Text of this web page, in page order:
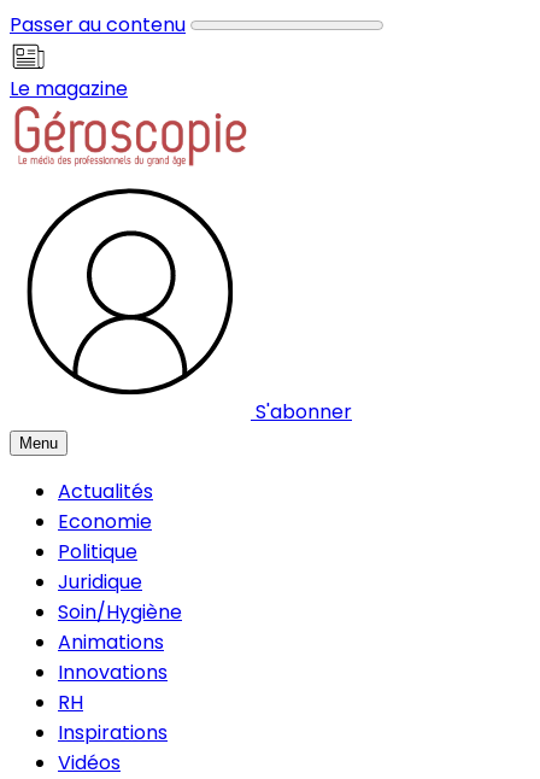
Passer au contenu
Le magazine
S'abonner
Menu
Actualités
Economie
Politique
Juridique
Soin/Hygiène
Animations
Innovations
RH
Inspirations
Vidéos
Panneau de gestion des cookies